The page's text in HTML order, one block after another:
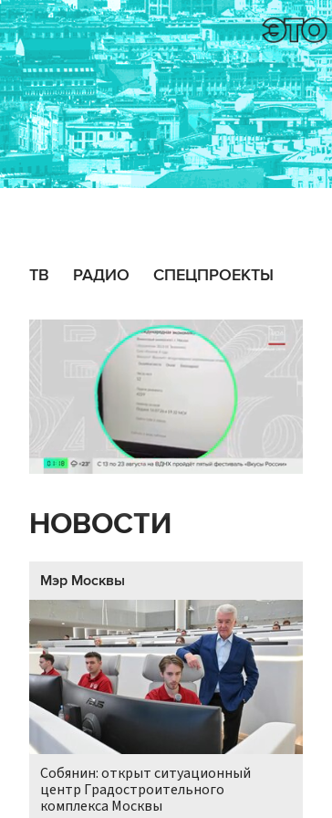
ТВ РАДИО СПЕЦПРОЕКТЫ
НОВОСТИ
Мэр Москвы
Собянин: открыт ситуационный
центр Градостроительного
комплекса Москвы